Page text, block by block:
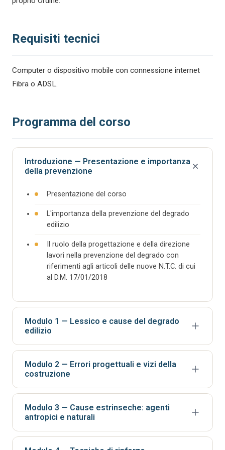
Requisiti tecnici
Computer o dispositivo mobile con connessione internet
Fibra o ADSL.
Programma del corso
Introduzione — Presentazione e importanza
della prevenzione
Presentazione del corso
L'importanza della prevenzione del degrado
edilizio
Il ruolo della progettazione e della direzione
lavori nella prevenzione del degrado con
riferimenti agli articoli delle nuove N.T.C. di cui
al D.M. 17/01/2018
Modulo 1 — Lessico e cause del degrado
edilizio
definizioni Norma UNI 11182 del 13/04/2006
alterazione e degrado: criticità del sito, difetti
della costruzione e dei materiali, cause
antropiche, fenomeni naturali occasionali,
Analisi delle caratteristiche peculiari del sito e
Modulo 2 — Errori progettuali e vizi della
costruzione
costruzione: introduzione
dei cedimenti fondali
Modulo 3 — Cause estrinseche: agenti
antropici e naturali